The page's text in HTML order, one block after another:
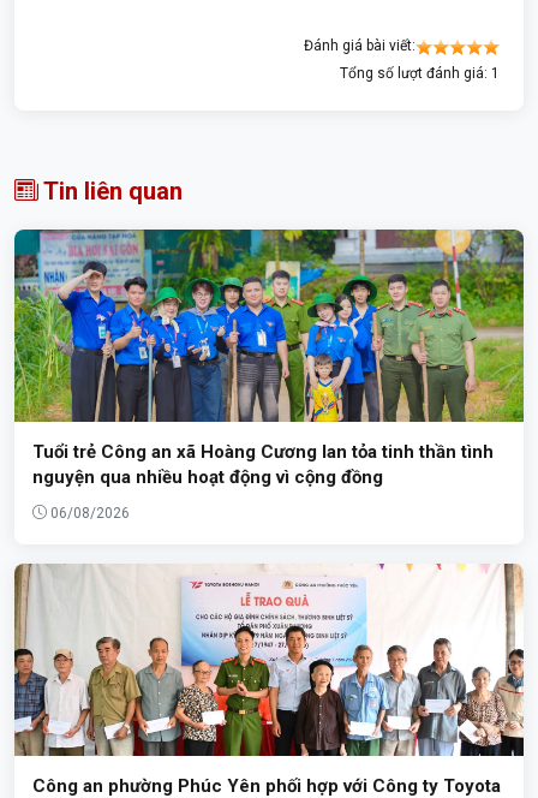
Đánh giá bài viết:
Tổng số lượt đánh giá: 1
Tin liên quan
Tuổi trẻ Công an xã Hoàng Cương lan tỏa tinh thần tình
nguyện qua nhiều hoạt động vì cộng đồng
06/08/2026
Công an phường Phúc Yên phối hợp với Công ty Toyota